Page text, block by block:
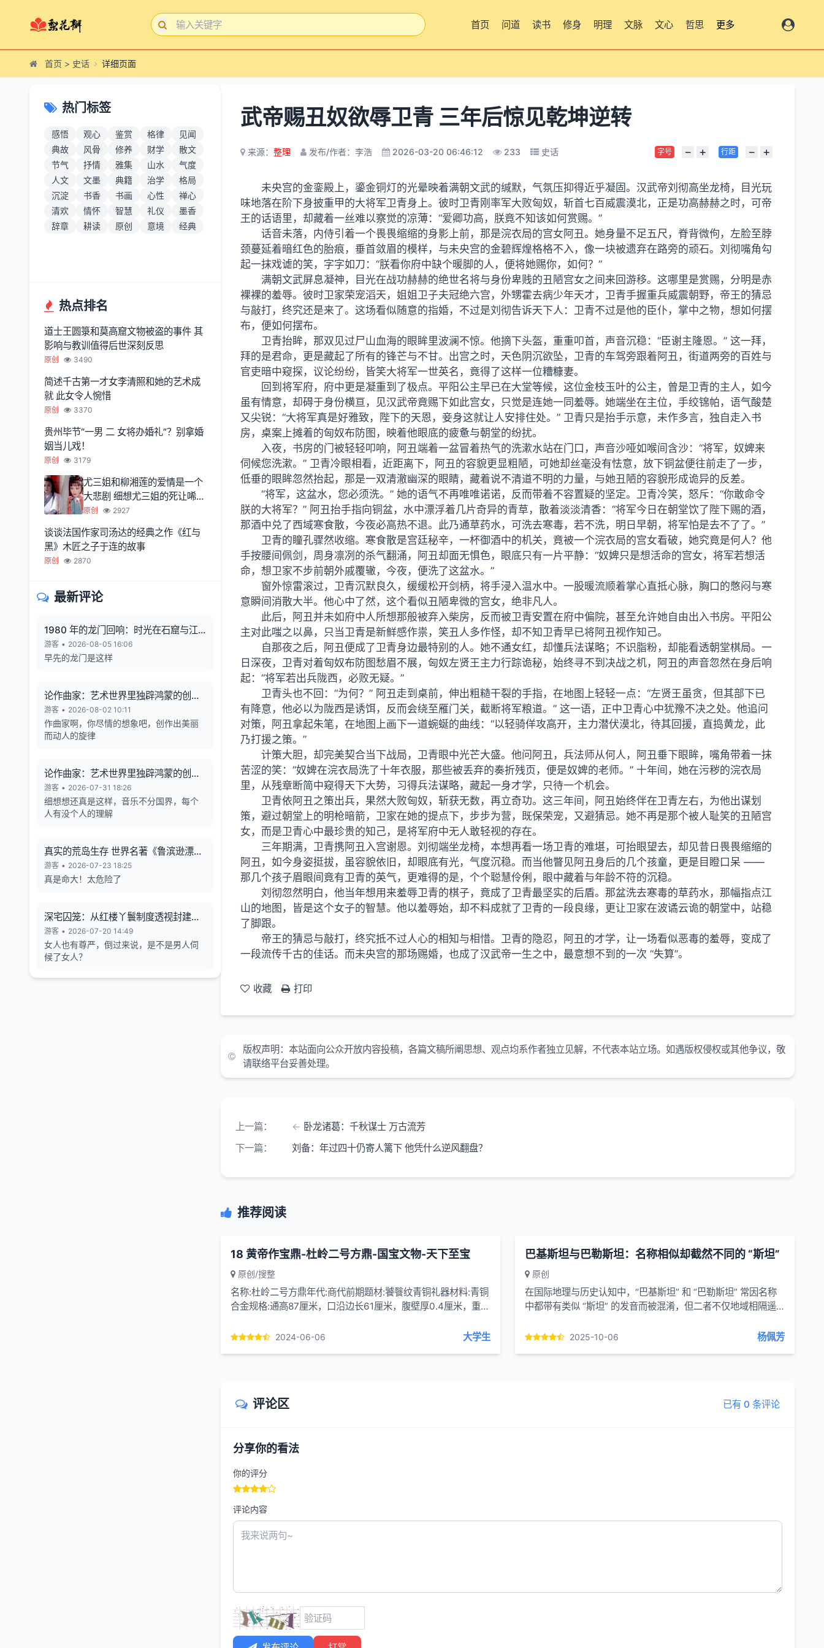
首页 问道 读书 修身 明理 文脉 文心 哲思 更多
首页 > 史话 详细页面
热门标签
感悟 观心 鉴赏 格律
见闻
典故
风骨 修养 财学
散文
节气
抒情 雅集 山水
气度
人文
文墨 典籍 治学
格局
沉淀
书香 书画 心性
禅心
清欢
情怀 智慧 礼仪
墨香
辞章
耕读 原创 意境 经典
热点排名
道士王圆箓和莫高窟文物被盗的事件 其
影响与教训值得后世深刻反思
原创 3490
简述千古第一才女李清照和她的艺术成
就 此女令人惋惜
原创 3370
贵州毕节“一男 二 女将办婚礼”？别拿婚
姻当儿戏！
原创 3179
尤三姐和柳湘莲的爱情是一个
大悲剧 细想尤三姐的死让唏嘘
不已
原创 2927
谈谈法国作家司汤达的经典之作《红与
黑》木匠之子于连的故事
原创 2870
最新评论
1980 年的龙门回响：时光在石窟与江
风中凝固
游客 • 2026-08-05 16:06
早先的龙门是这样
论作曲家：艺术世界里独辟鸿蒙的创造
者
游客 • 2026-08-02 10:11
作曲家啊，你尽情的想象吧，创作出美丽
而动人的旋律
论作曲家：艺术世界里独辟鸿蒙的创造
者
游客 • 2026-07-31 18:26
细想想还真是这样，音乐不分国界，每个
人有没个人的理解
真实的荒岛生存 世界名著《鲁滨逊漂流
记》的原型
游客 • 2026-07-23 18:25
真是命大！太危险了
深宅囚笼：从红楼丫鬟制度透视封建女
性的生存异化与人格消解
游客 • 2026-07-20 14:49
女人也有尊严，倒过来说，是不是男人伺
候了女人？
武帝赐丑奴欲辱卫青 三年后惊见乾坤逆转
来源： 整理 发布/作者：李浩 2026-03-20 06:46:12 233 史话 字号 − + 行距 − +
未央宫的金銮殿上，鎏金铜灯的光晕映着满朝文武的缄默，气氛压抑得近乎凝固。汉武帝刘彻高坐龙椅，目光玩
味地落在阶下身披重甲的大将军卫青身上。彼时卫青刚率军大败匈奴，斩首七百威震漠北，正是功高赫赫之时，可帝
王的话语里，却藏着一丝难以察觉的凉薄：“爱卿功高，朕竟不知该如何赏赐。”
话音未落，内侍引着一个畏畏缩缩的身影上前，那是浣衣局的宫女阿丑。她身量不足五尺，脊背微佝，左脸至脖
颈蔓延着暗红色的胎痕，垂首敛眉的模样，与未央宫的金碧辉煌格格不入，像一块被遗弃在路旁的顽石。刘彻嘴角勾
起一抹戏谑的笑，字字如刀：“朕看你府中缺个暖脚的人，便将她赐你，如何？”
满朝文武屏息凝神，目光在战功赫赫的绝世名将与身份卑贱的丑陋宫女之间来回游移。这哪里是赏赐，分明是赤
裸裸的羞辱。彼时卫家荣宠滔天，姐姐卫子夫冠绝六宫，外甥霍去病少年天才，卫青手握重兵威震朝野，帝王的猜忌
与敲打，终究还是来了。这场看似随意的指婚，不过是刘彻告诉天下人：卫青不过是他的臣仆，掌中之物，想如何摆
布，便如何摆布。
卫青抬眸，那双见过尸山血海的眼眸里波澜不惊。他摘下头盔，重重叩首，声音沉稳：“臣谢主隆恩。” 这一拜，
拜的是君命，更是藏起了所有的锋芒与不甘。出宫之时，天色阴沉欲坠，卫青的车驾旁跟着阿丑，街道两旁的百姓与
官吏暗中窥探，议论纷纷，皆笑大将军一世英名，竟得了这样一位糟糠妻。
回到将军府，府中更是凝重到了极点。平阳公主早已在大堂等候，这位金枝玉叶的公主，曾是卫青的主人，如今
虽有情意，却碍于身份横亘，见汉武帝竟赐下如此宫女，只觉是连她一同羞辱。她端坐在主位，手绞锦帕，语气酸楚
又尖锐：“大将军真是好雅致，陛下的天恩，妾身这就让人安排住处。” 卫青只是抬手示意，未作多言，独自走入书
房，桌案上摊着的匈奴布防图，映着他眼底的疲惫与朝堂的纷扰。
入夜，书房的门被轻轻叩响，阿丑端着一盆冒着热气的洗漱水站在门口，声音沙哑如喉间含沙：“将军，奴婢来
伺候您洗漱。” 卫青冷眼相看，近距离下，阿丑的容貌更显粗陋，可她却丝毫没有怯意，放下铜盆便往前走了一步，
低垂的眼眸忽然抬起，那是一双清澈幽深的眼睛，藏着说不清道不明的力量，与她丑陋的容貌形成诡异的反差。
“将军，这盆水，您必须洗。” 她的语气不再唯唯诺诺，反而带着不容置疑的坚定。卫青冷笑，怒斥：“你敢命令
朕的大将军？” 阿丑抬手指向铜盆，水中漂浮着几片奇异的青草，散着淡淡清香：“将军今日在朝堂饮了陛下赐的酒，
那酒中兑了西域寒食散，今夜必高热不退。此乃通草药水，可洗去寒毒，若不洗，明日早朝，将军怕是去不了了。”
卫青的瞳孔骤然收缩。寒食散是宫廷秘辛，一杯御酒中的机关，竟被一个浣衣局的宫女看破，她究竟是何人？他
手按腰间佩剑，周身凛冽的杀气翻涌，阿丑却面无惧色，眼底只有一片平静：“奴婢只是想活命的宫女，将军若想活
命，想卫家不步前朝外戚覆辙，今夜，便洗了这盆水。”
窗外惊雷滚过，卫青沉默良久，缓缓松开剑柄，将手浸入温水中。一股暖流顺着掌心直抵心脉，胸口的憋闷与寒
意瞬间消散大半。他心中了然，这个看似丑陋卑微的宫女，绝非凡人。
此后，阿丑并未如府中人所想那般被弃入柴房，反而被卫青安置在府中偏院，甚至允许她自由出入书房。平阳公
主对此嗤之以鼻，只当卫青是新鲜感作祟，笑丑人多作怪，却不知卫青早已将阿丑视作知己。
自那夜之后，阿丑便成了卫青身边最特别的人。她不通女红，却懂兵法谋略；不识脂粉，却能看透朝堂棋局。一
日深夜，卫青对着匈奴布防图愁眉不展，匈奴左贤王主力行踪诡秘，始终寻不到决战之机，阿丑的声音忽然在身后响
起：“将军若出兵陇西，必败无疑。”
卫青头也不回：“为何？” 阿丑走到桌前，伸出粗糙干裂的手指，在地图上轻轻一点：“左贤王虽贪，但其部下已
有降意，他必以为陇西是诱饵，反而会绕至雁门关，截断将军粮道。” 这一语，正中卫青心中犹豫不决之处。他追问
对策，阿丑拿起朱笔，在地图上画下一道蜿蜒的曲线：“以轻骑佯攻高开，主力潜伏漠北，待其回援，直捣黄龙，此
乃打援之策。”
计策大胆，却完美契合当下战局，卫青眼中光芒大盛。他问阿丑，兵法师从何人，阿丑垂下眼眸，嘴角带着一抹
苦涩的笑：“奴婢在浣衣局洗了十年衣服，那些被丢弃的奏折残页，便是奴婢的老师。” 十年间，她在污秽的浣衣局
里，从残章断简中窥得天下大势，习得兵法谋略，藏起一身才学，只待一个机会。
卫青依阿丑之策出兵，果然大败匈奴，斩获无数，再立奇功。这三年间，阿丑始终伴在卫青左右，为他出谋划
策，避过朝堂上的明枪暗箭，卫家在她的提点下，步步为营，既保荣宠，又避猜忌。她不再是那个被人耻笑的丑陋宫
女，而是卫青心中最珍贵的知己，是将军府中无人敢轻视的存在。
三年期满，卫青携阿丑入宫谢恩。刘彻端坐龙椅，本想再看一场卫青的难堪，可抬眼望去，却见昔日畏畏缩缩的
阿丑，如今身姿挺拔，虽容貌依旧，却眼底有光，气度沉稳。而当他瞥见阿丑身后的几个孩童，更是目瞪口呆 ——
那几个孩子眉眼间竟有卫青的英气，更难得的是，个个聪慧伶俐，眼中藏着与年龄不符的沉稳。
刘彻忽然明白，他当年想用来羞辱卫青的棋子，竟成了卫青最坚实的后盾。那盆洗去寒毒的草药水，那幅指点江
山的地图，皆是这个女子的智慧。他以羞辱始，却不料成就了卫青的一段良缘，更让卫家在波谲云诡的朝堂中，站稳
了脚跟。
帝王的猜忌与敲打，终究抵不过人心的相知与相惜。卫青的隐忍，阿丑的才学，让一场看似恶毒的羞辱，变成了
一段流传千古的佳话。而未央宫的那场赐婚，也成了汉武帝一生之中，最意想不到的一次 “失算”。
收藏 打印
版权声明：本站面向公众开放内容投稿，各篇文稿所阐思想、观点均系作者独立见解，不代表本站立场。如遇版权侵权或其他争议，敬
请联络平台妥善处理。
上一篇：
卧龙诸葛：千秋谋士 万古流芳
下一篇：
刘备：年过四十仍寄人篱下 他凭什么逆风翻盘？
推荐阅读
18 黄帝作宝鼎-杜岭二号方鼎-国宝文物-天下至宝
原创/搜整
名称:杜岭二号方鼎年代:商代前期题材:饕餮纹青铜礼器材料:青铜
合金规格:通高87厘米，口沿边长61厘米，腹壁厚0.4厘米，重约
2024-06-06 大学生
巴基斯坦与巴勒斯坦：名称相似却截然不同的 “斯坦”
原创
在国际地理与历史认知中，“巴基斯坦” 和 “巴勒斯坦” 常因名称
中都带有类似 “斯坦” 的发音而被混淆，但二者不仅地域相隔遥
2025-10-06 杨佩芳
评论区 已有 0 条评论
分享你的看法
你的评分
评论内容